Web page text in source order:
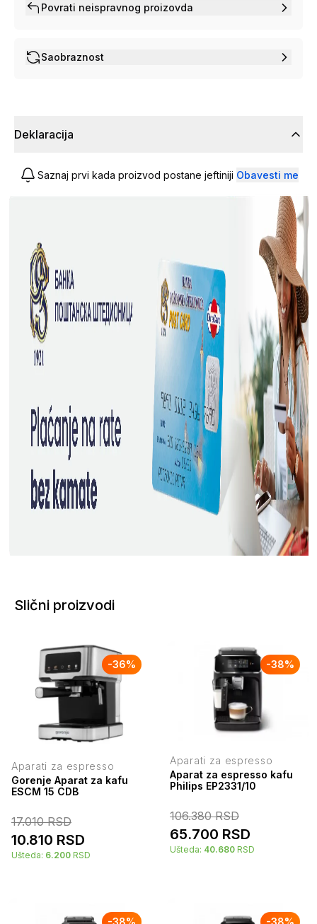
Povrati neispravnog proizovda
Saobraznost
Deklaracija
Saznaj prvi kada proizvod postane jeftiniji Obavesti me
Slični proizvodi
-36%
Aparati za espresso
Gorenje Aparat za kafu
ESCM 15 CDB
17.010RSD
10.810 RSD
Ušteda: 6.200 RSD
-38%
Aparati za espresso
Aparat za espresso kafu
Philips EP2331/10
106.380RSD
65.700 RSD
Ušteda: 40.680 RSD
-38% -38%